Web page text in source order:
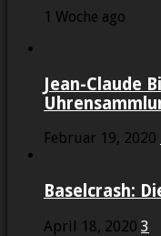
1 Woche ago
Jean-Claude
Februar 19, 2020
Baselcrash:
April 18, 2020 3